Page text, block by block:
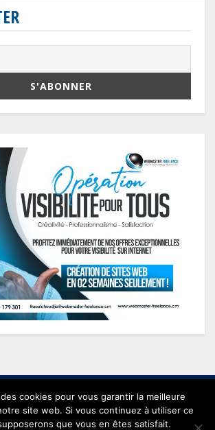
cookies pour vous garantir la meilleure
site web. Si vous continuez à utiliser ce
que vous en êtes satisfait.